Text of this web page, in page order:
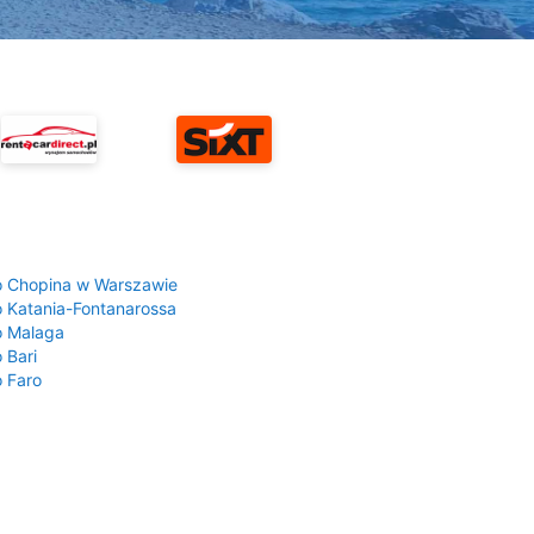
Chopina w Warszawie
Katania-Fontanarossa
Malaga
Bari
Faro